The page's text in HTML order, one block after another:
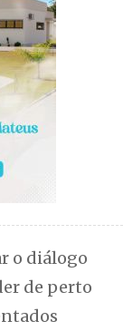
o diálogo
de perto